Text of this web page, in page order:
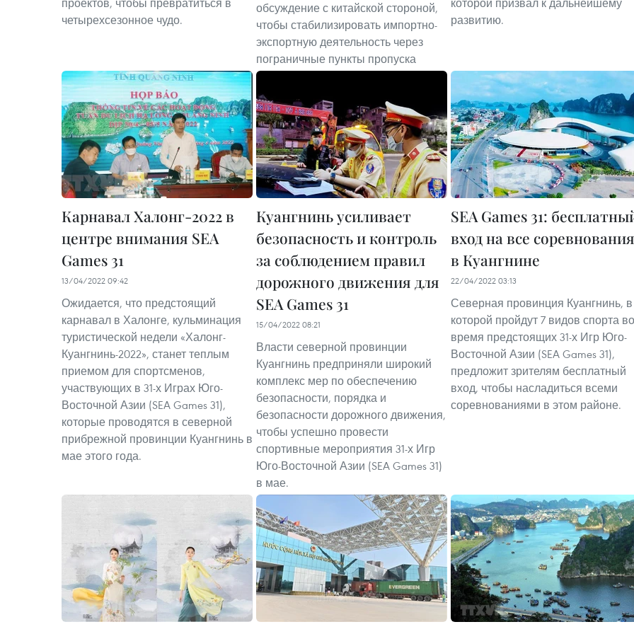
проектов, чтобы превратиться в
четырехсезонное чудо.
обсуждение с китайской стороной,
чтобы стабилизировать импортно-
экспортную деятельность через
пограничные пункты пропуска
которой призвал к дальнейшему
развитию.
Карнавал Халонг-2022 в
центре внимания SEA
Games 31
13/04/2022 09:42
Ожидается, что предстоящий
карнавал в Халонге, кульминация
туристической недели «Халонг-
Куангнинь-2022», станет теплым
приемом для спортсменов,
участвующих в 31-х Играх Юго-
Восточной Азии (SEA Games 31),
которые проводятся в северной
прибрежной провинции Куангнинь в
мае этого года.
Куангнинь усиливает
безопасность и контроль
за соблюдением правил
дорожного движения для
SEA Games 31
15/04/2022 08:21
Власти северной провинции
Куангнинь предприняли широкий
комплекс мер по обеспечению
безопасности, порядка и
безопасности дорожного движения,
чтобы успешно провести
спортивные мероприятия 31-х Игр
Юго-Восточной Азии (SEA Games 31)
в мае.
SEA Games 31:
вход на все соревнования
в Куангнине
22/04/2022 03:13
Северная провинция Куангнинь, в
которой пройдут 7 видов спорта во
время предстоящих 31-х Игр Юго-
Восточной Азии (SEA Games 31),
предложит зрителям бесплатный
вход, чтобы насладиться всеми
соревнованиями в этом районе.